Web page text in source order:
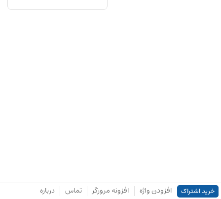
خرید اشتراک افزودن واژه افزونه مرورگر تماس درباره